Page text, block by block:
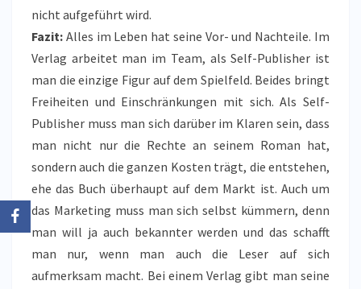
nicht aufgeführt wird.
Fazit: Alles im Leben hat seine Vor- und Nachteile. Im
Verlag arbeitet man im Team, als Self-Publisher ist
man die einzige Figur auf dem Spielfeld. Beides bringt
Freiheiten und Einschränkungen mit sich. Als Self-
Publisher muss man sich darüber im Klaren sein, dass
man nicht nur die Rechte an seinem Roman hat,
sondern auch die ganzen Kosten trägt, die entstehen,
ehe das Buch überhaupt auf dem Markt ist. Auch um
das Marketing muss man sich selbst kümmern, denn
man will ja auch bekannter werden und das schafft
man nur, wenn man auch die Leser auf sich
aufmerksam macht. Bei einem Verlag gibt man seine